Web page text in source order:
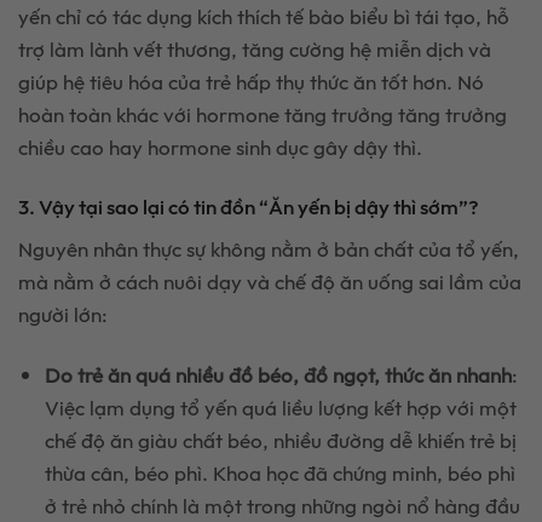
yến chỉ có tác dụng kích thích tế bào biểu bì tái tạo, hỗ
trợ làm lành vết thương, tăng cường hệ miễn dịch và
giúp hệ tiêu hóa của trẻ hấp thụ thức ăn tốt hơn. Nó
hoàn toàn khác với hormone tăng trưởng tăng trưởng
chiều cao hay hormone sinh dục gây dậy thì.
3. Vậy tại sao lại có tin đồn “Ăn yến bị dậy thì sớm”?
Nguyên nhân thực sự không nằm ở bản chất của tổ yến,
mà nằm ở cách nuôi dạy và chế độ ăn uống sai lầm của
người lớn:
Do trẻ ăn quá nhiều đồ béo, đồ ngọt, thức ăn nhanh:
Việc lạm dụng tổ yến quá liều lượng kết hợp với một
chế độ ăn giàu chất béo, nhiều đường dễ khiến trẻ bị
thừa cân, béo phì. Khoa học đã chứng minh, béo phì
ở trẻ nhỏ chính là một trong những ngòi nổ hàng đầu